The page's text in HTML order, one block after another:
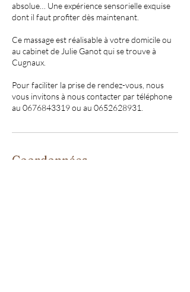
absolue… Une expérience sensorielle exquise
dont il faut profiter dès maintenant.
Ce massage est réalisable à votre domicile ou
au cabinet de Julie Ganot qui se trouve à
Cugnaux.
Pour faciliter la prise de rendez-vous, nous
vous invitons à nous contacter par téléphone
Coordonnées